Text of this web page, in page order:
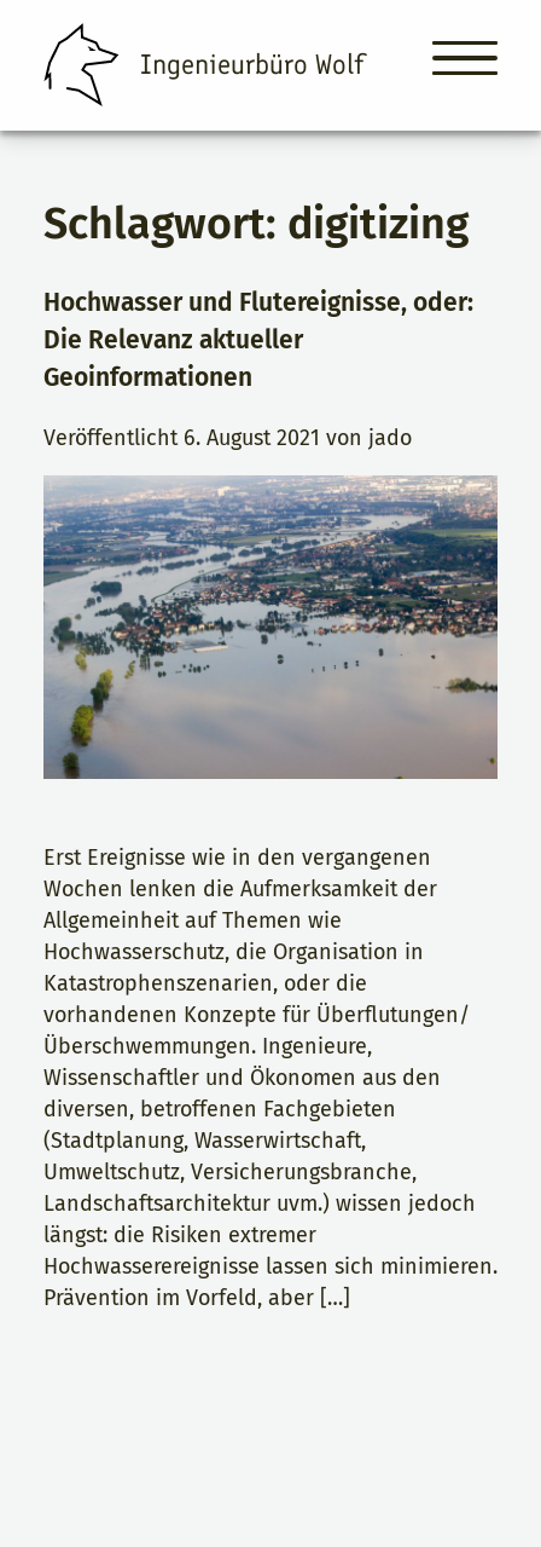
Ingenieurbüro Wolf
Ingenieurbüro Wolf
Über Uns
Schlagwort: digitizing
Hochwasser und Flutereignisse, oder:
Die Relevanz aktueller
Geoinformationen
Veröffentlicht 6. August 2021 von jado
Erst Ereignisse wie in den vergangenen
Wochen lenken die Aufmerksamkeit der
Allgemeinheit auf Themen wie
Hochwasserschutz, die Organisation in
Katastrophenszenarien, oder die
vorhandenen Konzepte für Überflutungen/
Überschwemmungen. Ingenieure,
Wissenschaftler und Ökonomen aus den
diversen, betroffenen Fachgebieten
(Stadtplanung, Wasserwirtschaft,
Umweltschutz, Versicherungsbranche,
Landschaftsarchitektur uvm.) wissen jedoch
längst: die Risiken extremer
Hochwasserereignisse lassen sich minimieren.
Prävention im Vorfeld, aber […]